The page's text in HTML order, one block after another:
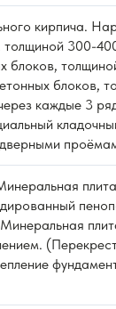
кирпича.
толщиной 300-
блоков,
блоков,
каждые 3